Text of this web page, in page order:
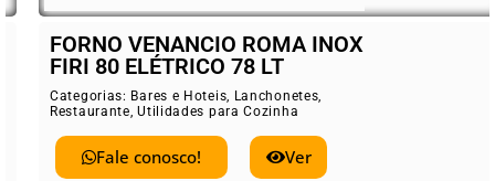
FORNO VENANCIO ROMA INOX
FIRI 80 ELÉTRICO 78 LT
Categorias:Bares e Hoteis,Lanchonetes,
Restaurante,Utilidades para Cozinha
Fale conosco! Ver